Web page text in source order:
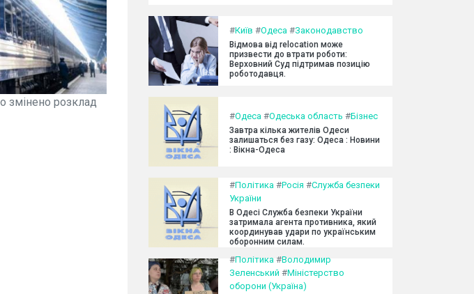
змінено розклад
#Київ #Одеса #Законодавство
Відмова від relocation може
призвести до втрати роботи:
Верховний Суд підтримав позицію
роботодавця.
#Одеса #Одеська область #Бізнес
Завтра кілька жителів Одеси
залишаться без газу: Одеса : Новини
: Вікна-Одеса
#Політика #Росія #Служба безпеки
України
В Одесі Служба безпеки України
затримала агента противника, який
координував удари по українським
оборонним силам.
#Політика #Володимир
Зеленський #Міністерство
оборони (Україна)